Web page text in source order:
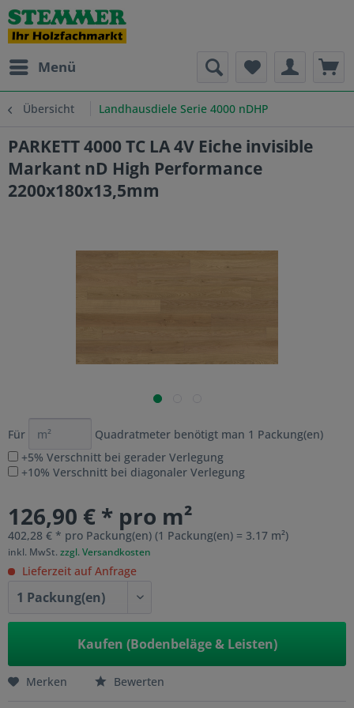
Menü
Übersicht Landhausdiele Serie 4000 nDHP
PARKETT 4000 TC LA 4V Eiche invisible
Markant nD High Performance
2200x180x13,5mm
Für Quadratmeter benötigt man 1 Packung(en)
+5% Verschnitt bei gerader Verlegung
+10% Verschnitt bei diagonaler Verlegung
126,90 € * pro m²
402,28 € * pro Packung(en) (1 Packung(en) = 3.17 m²)
inkl. MwSt. zzgl. Versandkosten
Lieferzeit auf Anfrage
Kaufen (Bodenbeläge & Leisten)
Merken Bewerten